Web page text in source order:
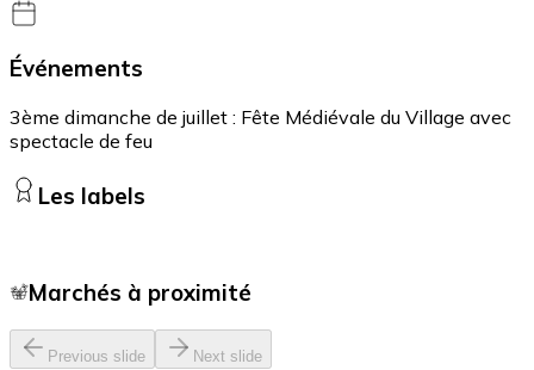
Événements
3ème dimanche de juillet : Fête Médiévale du Village avec
spectacle de feu
Les labels
Marchés à proximité
Previous slide Next slide